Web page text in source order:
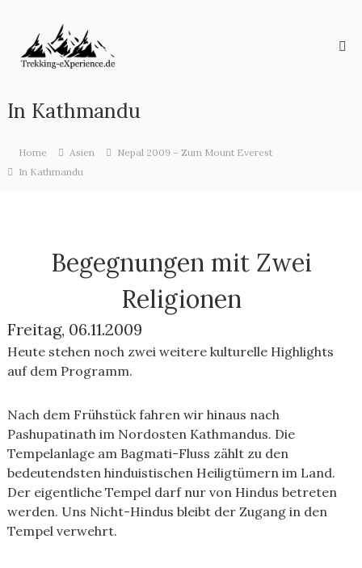
content
eXperience.de
Reiseberichte
aus
Welt
In Kathmandu
Home Asien
Nepal 2009 – Zum Mount Everest
In Kathmandu
Begegnungen mit Zwei
Religionen
Freitag, 06.11.2009
Heute stehen noch zwei weitere kulturelle Highlights
auf dem Programm.
Nach dem Frühstück fahren wir hinaus nach
Pashupatinath im Nordosten Kathmandus. Die
Tempelanlage am Bagmati-Fluss zählt zu den
bedeutendsten hinduistischen Heiligtümern im Land.
Der eigentliche Tempel darf nur von Hindus betreten
werden. Uns Nicht-Hindus bleibt der Zugang in den
Tempel verwehrt.